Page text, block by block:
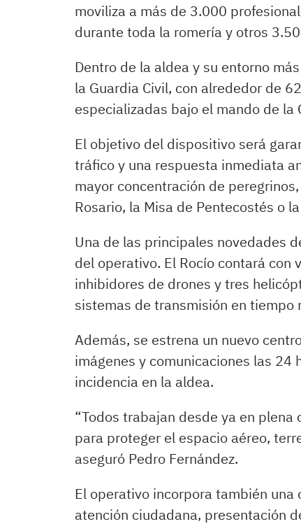
moviliza a más de 3.000
durante toda la romería y otros
Dentro de la aldea y su entorno
la Guardia Civil, con alrededor de
especializadas bajo el mando de la
El objetivo del dispositivo será
tráfico y una respuesta inmediata
mayor concentración de
Rosario, la Misa de Pentecostés o
Una de las principales novedades
del operativo. El Rocío contará
inhibidores de drones y tres
sistemas de transmisión en tiempo
Además, se estrena un nuevo
imágenes y comunicaciones las
incidencia en la aldea.
“Todos trabajan desde ya en
para proteger el espacio aéreo,
aseguró Pedro Fernández.
El operativo incorpora también
atención ciudadana, presentación